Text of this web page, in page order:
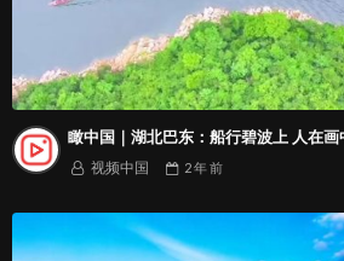
瞰中国｜湖北巴东：船行碧波上 人在画
视频中国 2 年前